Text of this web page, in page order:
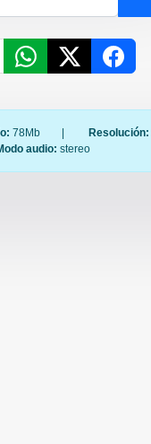
78Mb | Resolución:
audio: stereo